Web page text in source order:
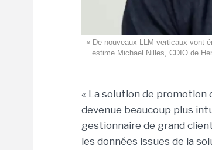
« De nouveaux LLM verticaux vont
estime Michael Nilles, CDIO de
« La solution de promotion
devenue beaucoup plus
gestionnaire de grand
les données issues de la